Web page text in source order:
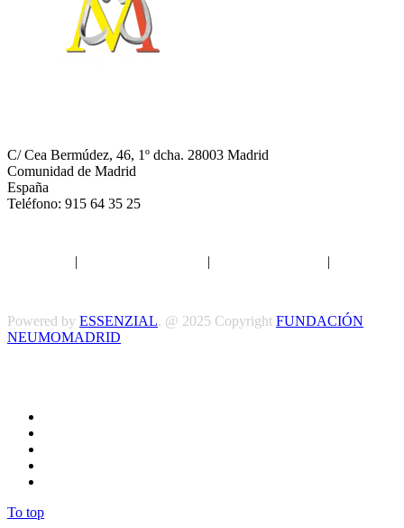
C/ Cea Bermúdez, 46, 1º dcha. 28003 Madrid
Comunidad de Madrid
España
Teléfono: 915 64 35 25
| | |
Powered by ESSENZIAL. @ 2025 Copyright FUNDACIÓN
NEUMOMADRID
To top